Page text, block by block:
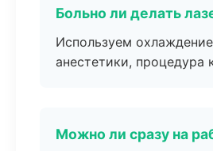
Больно ли делать
Используем
анестетики, процедура
Можно ли сразу на